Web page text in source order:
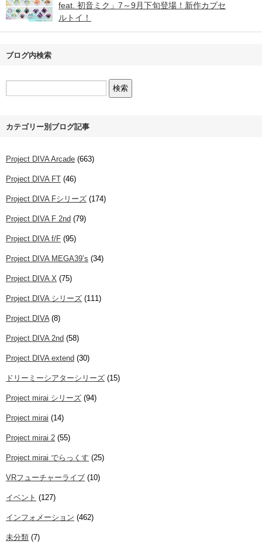
feat. 初音ミク」7～9月下旬登場！新作カプセ
ルトイ！
ブログ内検索
カテゴリー別ブログ記事
Project DIVA Arcade (663)
Project DIVA FT (46)
Project DIVA Fシリーズ (174)
Project DIVA F 2nd (79)
Project DIVA f/F (95)
Project DIVA MEGA39’s (34)
Project DIVA X (75)
Project DIVA シリーズ (111)
Project DIVA(8)
Project DIVA 2nd (58)
Project DIVA extend (30)
ドリーミーシアターシリーズ (15)
Project mirai シリーズ (94)
Project mirai (14)
Project mirai 2 (55)
Project mirai でらっくす (25)
VRフューチャーライブ (10)
イベント (127)
インフォメーション (462)
未分類 (7)